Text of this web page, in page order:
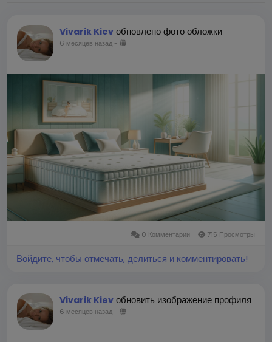
Vivarik Kiev обновлено фото обложки
6 месяцев назад -
0 Комментарии 715 Просмотры
Войдите, чтобы отмечать, делиться и комментировать!
Vivarik Kiev обновить изображение профиля
6 месяцев назад -